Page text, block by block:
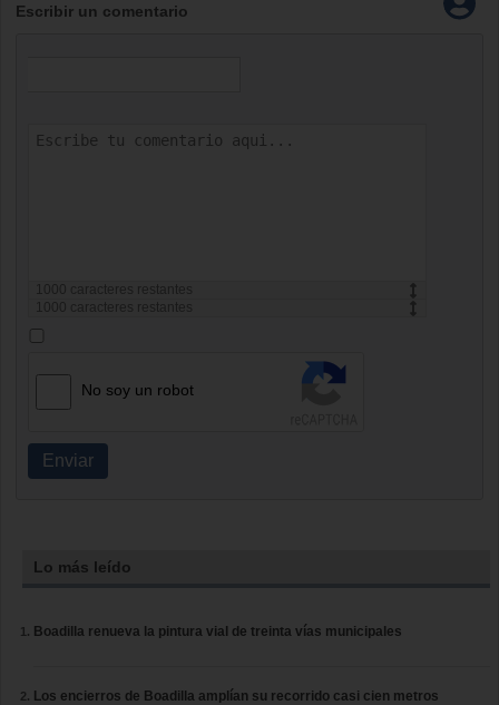
Escribir un comentario
1000
caracteres restantes
1000
caracteres restantes
No soy un robot
Enviar
Lo más leído
Boadilla renueva la pintura vial de treinta vías municipales
Los encierros de Boadilla amplían su recorrido casi cien metros